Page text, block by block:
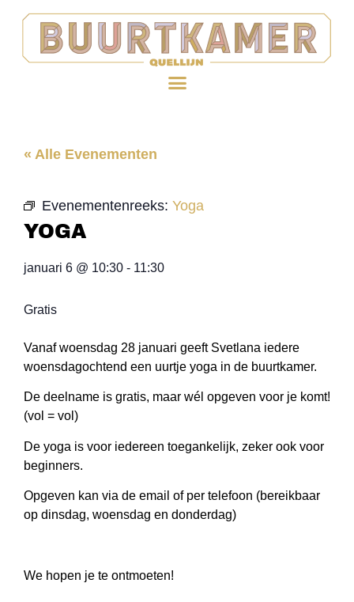
« Alle Evenementen
Evenementenreeks: Yoga
YOGA
januari 6 @ 10:30 - 11:30
Gratis
Vanaf woensdag 28 januari geeft Svetlana iedere
woensdagochtend een uurtje yoga in de buurtkamer.
De deelname is gratis, maar wél opgeven voor je komt!
(vol = vol)
De yoga is voor iedereen toegankelijk, zeker ook voor
beginners.
Opgeven kan via de email of per telefoon (bereikbaar
op dinsdag, woensdag en donderdag)
We hopen je te ontmoeten!